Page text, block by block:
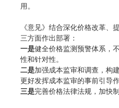
用。
《意见》结合深化价格改革、
三方面作出部署：
一是健全价格监测预警体系，
性和针对性。
二是加强成本监审和调查，构
更好发挥成本监审的事前引导作
三是完善价格法律法规，加快